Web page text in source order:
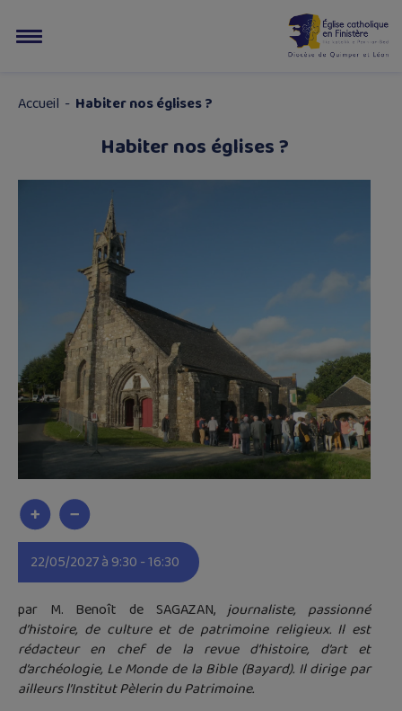
Accueil - Habiter nos églises ?
Habiter nos églises ?
22/05/2027 à 9:30 - 16:30
par M. Benoît de SAGAZAN,journaliste, passionné
d’histoire, de culture et de patrimoine religieux. Il est
rédacteur en chef de la revue d’histoire, d’art et
d’archéologie, Le Monde de la Bible (Bayard). Il dirige par
ailleurs l’Institut Pèlerin du Patrimoine.